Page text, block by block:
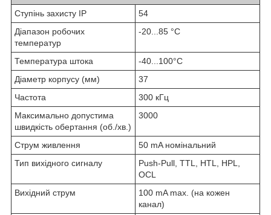
Ступінь захисту IP
54
Діапазон робочих
температур
-20...85 °C
Температура штока
-40...100°C
Діаметр корпусу (мм)
37
Частота
300 кГц
Максимально допустима
швидкість обертання (об./хв.)
3000
Струм живлення
50 mA номінальний
Тип вихідного сигналу
Push-Pull, TTL, HTL, HPL,
OCL
Вихідний струм
100 mA max. (на кожен
канал)